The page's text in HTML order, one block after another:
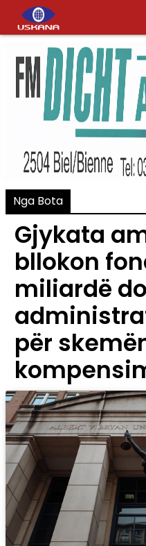
Nga Bota
Gjykata
bllokon
miliardë
për